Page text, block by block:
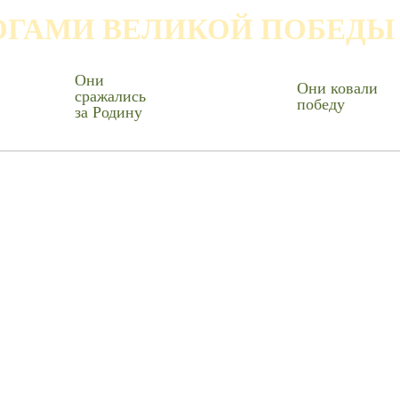
ВЕЛИКОЙ ПОБЕДЫ
Они
сражались
за Родину
Они ковали
победу